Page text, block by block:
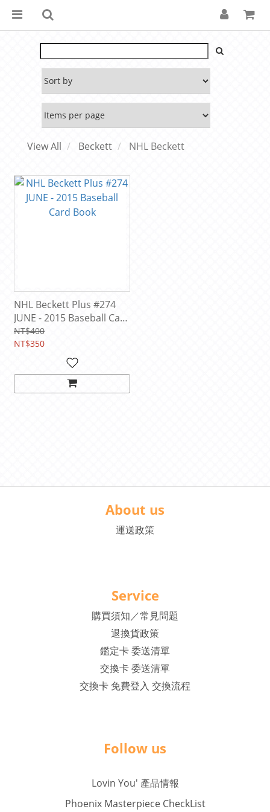
View All Beckett NHL Beckett
NHL Beckett Plus #274
JUNE - 2015 Baseball Card
Book
NT$400
NT$350
About us
運送政策
Service
購買須知／常見問題
退換貨政策
鑑定卡 委送清單
交換卡 委送清單
交換卡 免費登入 交換流程
Follow us
Lovin You' 產品情報
Phoenix Masterpiece CheckList